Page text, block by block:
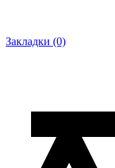
Закладки (0)